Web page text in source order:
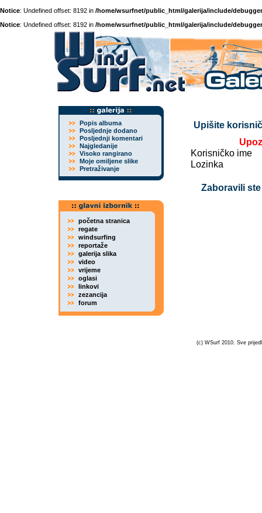
Notice: Undefined offset: 8192 in /home/wsurfnet/public_html/galerija/include/
Notice: Undefined offset: 8192 in /home/wsurfnet/public_html/galerija/include/
Popis albuma
Posljednje dodano
Posljednji komentari
Najgledanije
Visoko rangirano
Moje omiljene slike
Pretraživanje
početna stranica
regate
windsurfing
reportaže
galerija slika
video
vrijeme
oglasi
linkovi
zezancija
forum
Upišite
Korisničko ime
Lozinka
Zaboravili
(c) WSurf 2010. Sve